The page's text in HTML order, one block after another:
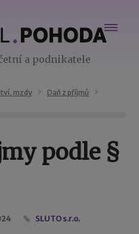
a podnikatele
mzdy
Daň z příjmů
podle §
SLUTO s.r.o.